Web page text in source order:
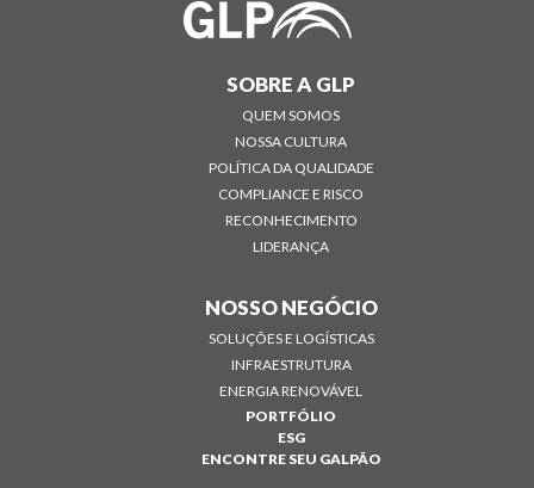
SOBRE A GLP
QUEM SOMOS
NOSSA CULTURA
POLÍTICA DA QUALIDADE
COMPLIANCE E RISCO
RECONHECIMENTO
LIDERANÇA
NOSSO NEGÓCIO
SOLUÇÕES E LOGÍSTICAS
INFRAESTRUTURA
ENERGIA RENOVÁVEL
PORTFÓLIO
ESG
ENCONTRE SEU GALPÃO